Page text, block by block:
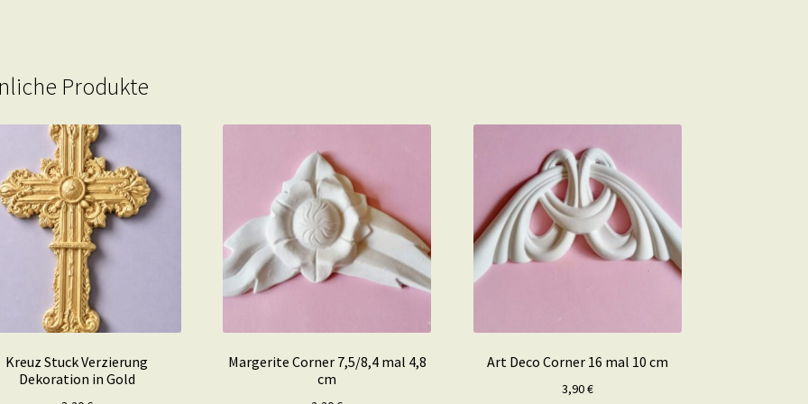
Produkte
Kreuz Stuck Verzierung
Dekoration in Gold
Margerite Corner 7,5/8,4 mal 4,8
cm
Art Deco Corner 16 mal 10 cm
3,90€